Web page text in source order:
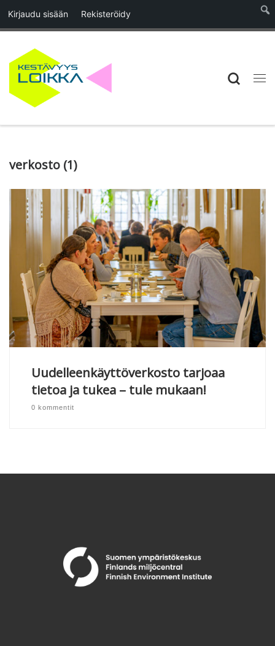
Kirjaudu sisään Rekisteröidy
Skip to content
verkosto (1)
Uudelleenkäyttöverkosto tarjoaa
tietoa ja tukea – tule mukaan!
0 kommentit